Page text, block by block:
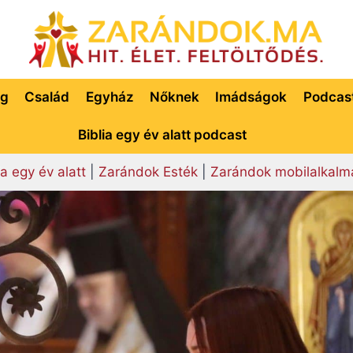
Család Egyház Nőknek Imádságok
Biblia egy év alatt podcast
egy év alatt| Zarándok Esték| Zarándok